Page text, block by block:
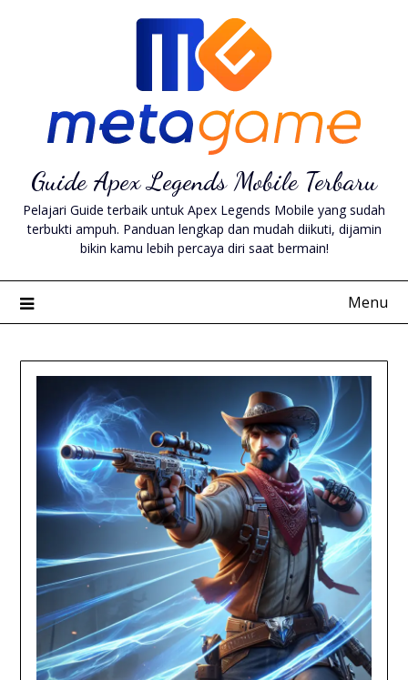
Guide Apex Legends Mobile Terbaru
Pelajari Guide terbaik untuk Apex Legends Mobile yang sudah
terbukti ampuh. Panduan lengkap dan mudah diikuti, dijamin
bikin kamu lebih percaya diri saat bermain!
Menu